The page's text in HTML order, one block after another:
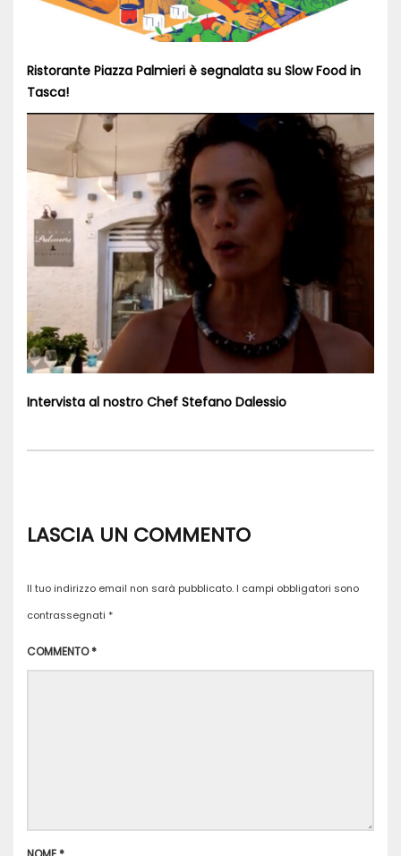
Ristorante Piazza Palmieri è segnalata su Slow Food in
Tasca!
Intervista al nostro Chef Stefano Dalessio
LASCIA UN COMMENTO
Il tuo indirizzo email non sarà pubblicato. I campi obbligatori sono
contrassegnati *
COMMENTO*